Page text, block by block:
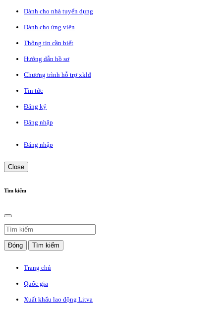
Dành cho nhà tuyển dụng
Dành cho ứng viên
Thông tin cần biết
Hướng dẫn hồ sơ
Chương trình hỗ trợ xklđ
Tin tức
Đăng ký
Đăng nhập
Đăng nhập
Close
Tìm kiếm
Đóng Tìm kiếm
Trang chủ
Quốc gia
Xuất khẩu lao động Litva